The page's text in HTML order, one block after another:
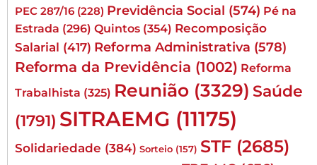
PEC 287/16 (228) Previdência Social (574) Pé na
Estrada (296) Quintos (354) Recomposição
Salarial (417) Reforma Administrativa (578)
Reforma da Previdência (1002) Reforma
Trabalhista (325) Reunião (3329) Saúde
(1791) SITRAEMG (11175)
Solidariedade (384) Sorteio (157) STF (2685)